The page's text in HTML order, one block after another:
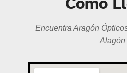
Encuentra Aragón
Alagón